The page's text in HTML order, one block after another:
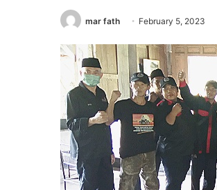
mar fath February 5, 2023